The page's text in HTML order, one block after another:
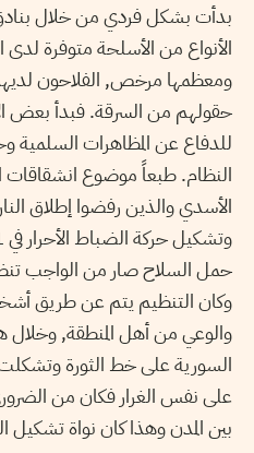
بدأت بشكل فردي من خلال
الأنواع من الأسلحة متوفرة
ومعظمها مرخص, الفلاحون
حقولهم من السرقة. فبدأ بعض
للدفاع عن المظاهرات
النظام. طبعاً موضوع
الأسدي والذين رفضوا إطلاق
حمل السلاح صار من الواجب
وكان التنظيم يتم عن طريق
والوعي من أهل المنطقة,
السورية على خط الثورة
على نفس الغرار فكان من
بين المدن وهذا كان نواة